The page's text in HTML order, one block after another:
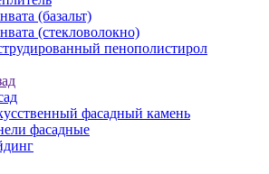
(базальт)
(стекловолокно)
пенополистирол
фасадный камень
фасадные